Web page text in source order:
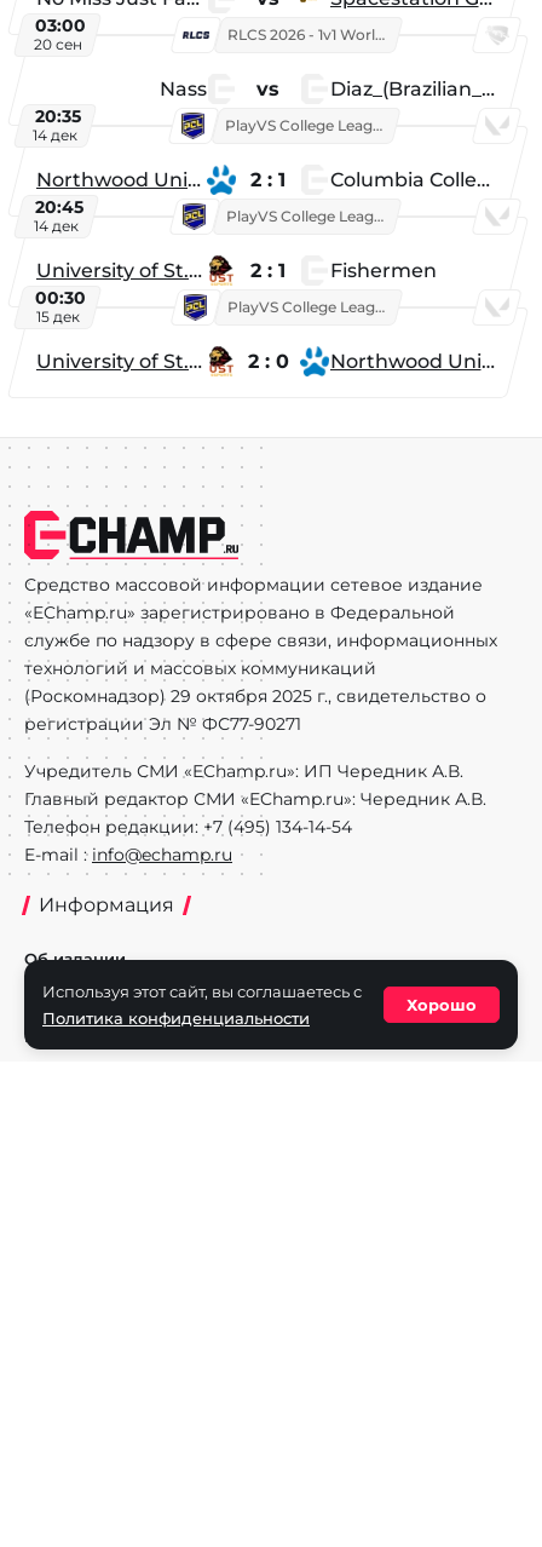
03:00
20 сен
RLCS 2026 - 1v1 World Championship
Nass vs Diaz_(Brazilian_Player)
20:35
14 дек
PlayVS College League 2025: Fall
Northwood University 2 : 1 Columbia College
20:45
14 дек
PlayVS College League 2025: Fall
University of St. Thomas 2 : 1 Fishermen
00:30
15 дек
PlayVS College League 2025: Fall
University of St. Thomas 2 : 0 Northwood University
Средство массовой информации сетевое издание
«EChamp.ru» зарегистрировано в Федеральной
службе по надзору в сфере связи, информационных
технологий и массовых коммуникаций
(Роскомнадзор) 29 октября 2025 г., свидетельство о
регистрации Эл № ФС77-90271
Учредитель СМИ «EChamp.ru»: ИП Чередник А.В.
Главный редактор СМИ «EChamp.ru»: Чередник А.В.
Телефон редакции: +7 (495) 134-14-54
E-mail : info@echamp.ru
Информация
Об издании
Реклама на портале
Политика конфиденциальности
Используя этот сайт, вы соглашаетесь с
Политика конфиденциальности
Хорошо